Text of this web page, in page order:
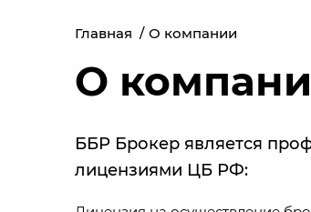
Главная О компании
О
ББР Брокер является
лицензиями ЦБ РФ: